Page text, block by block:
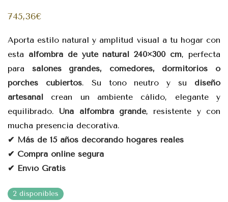
745,36€
Aporta estilo natural y amplitud visual a tu hogar con
esta alfombra de yute natural 240×300 cm, perfecta
para salones grandes, comedores, dormitorios o
porches cubiertos. Su tono neutro y su diseño
artesanal crean un ambiente cálido, elegante y
equilibrado. Una alfombra grande, resistente y con
mucha presencia decorativa.
✔ Más de 15 años decorando hogares reales
✔ Compra online segura
✔ Envío Gratis
2 disponibles